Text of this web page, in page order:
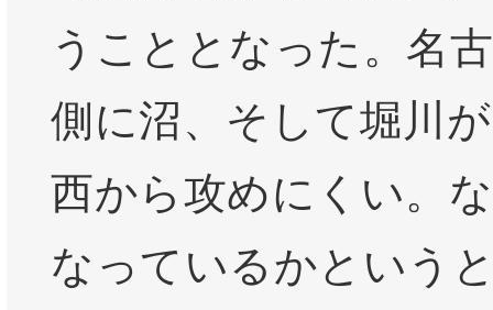
うこととなった。名
側に沼、そして堀川
西から攻めにくい。
なっているかという